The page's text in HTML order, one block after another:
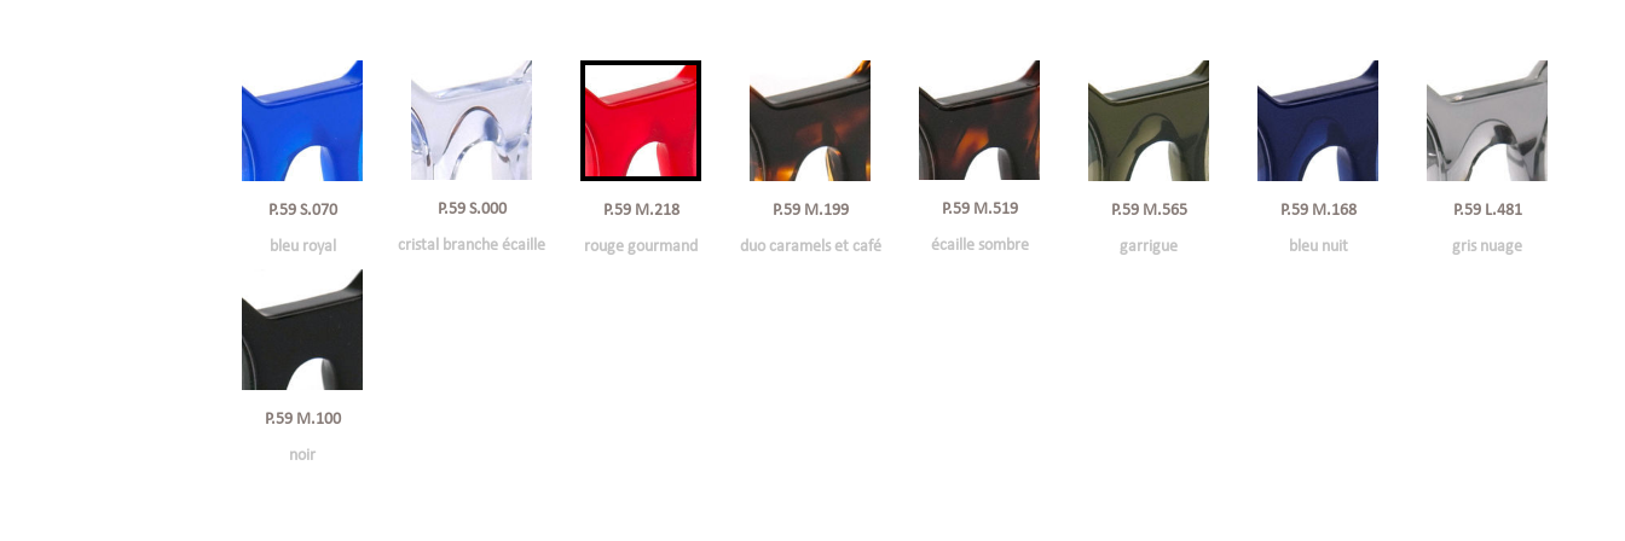
P.59 S.070
bleu royal
P.59 S.000
cristal branche écaille
P.59 M.218
rouge gourmand
P.59 M.199
duo caramels et café
P.59 M.519
écaille sombre
P.59 M.565
garrigue
P.59 M.168
bleu nuit
P.59 L.481
gris nuage
P.59 M.100
noir